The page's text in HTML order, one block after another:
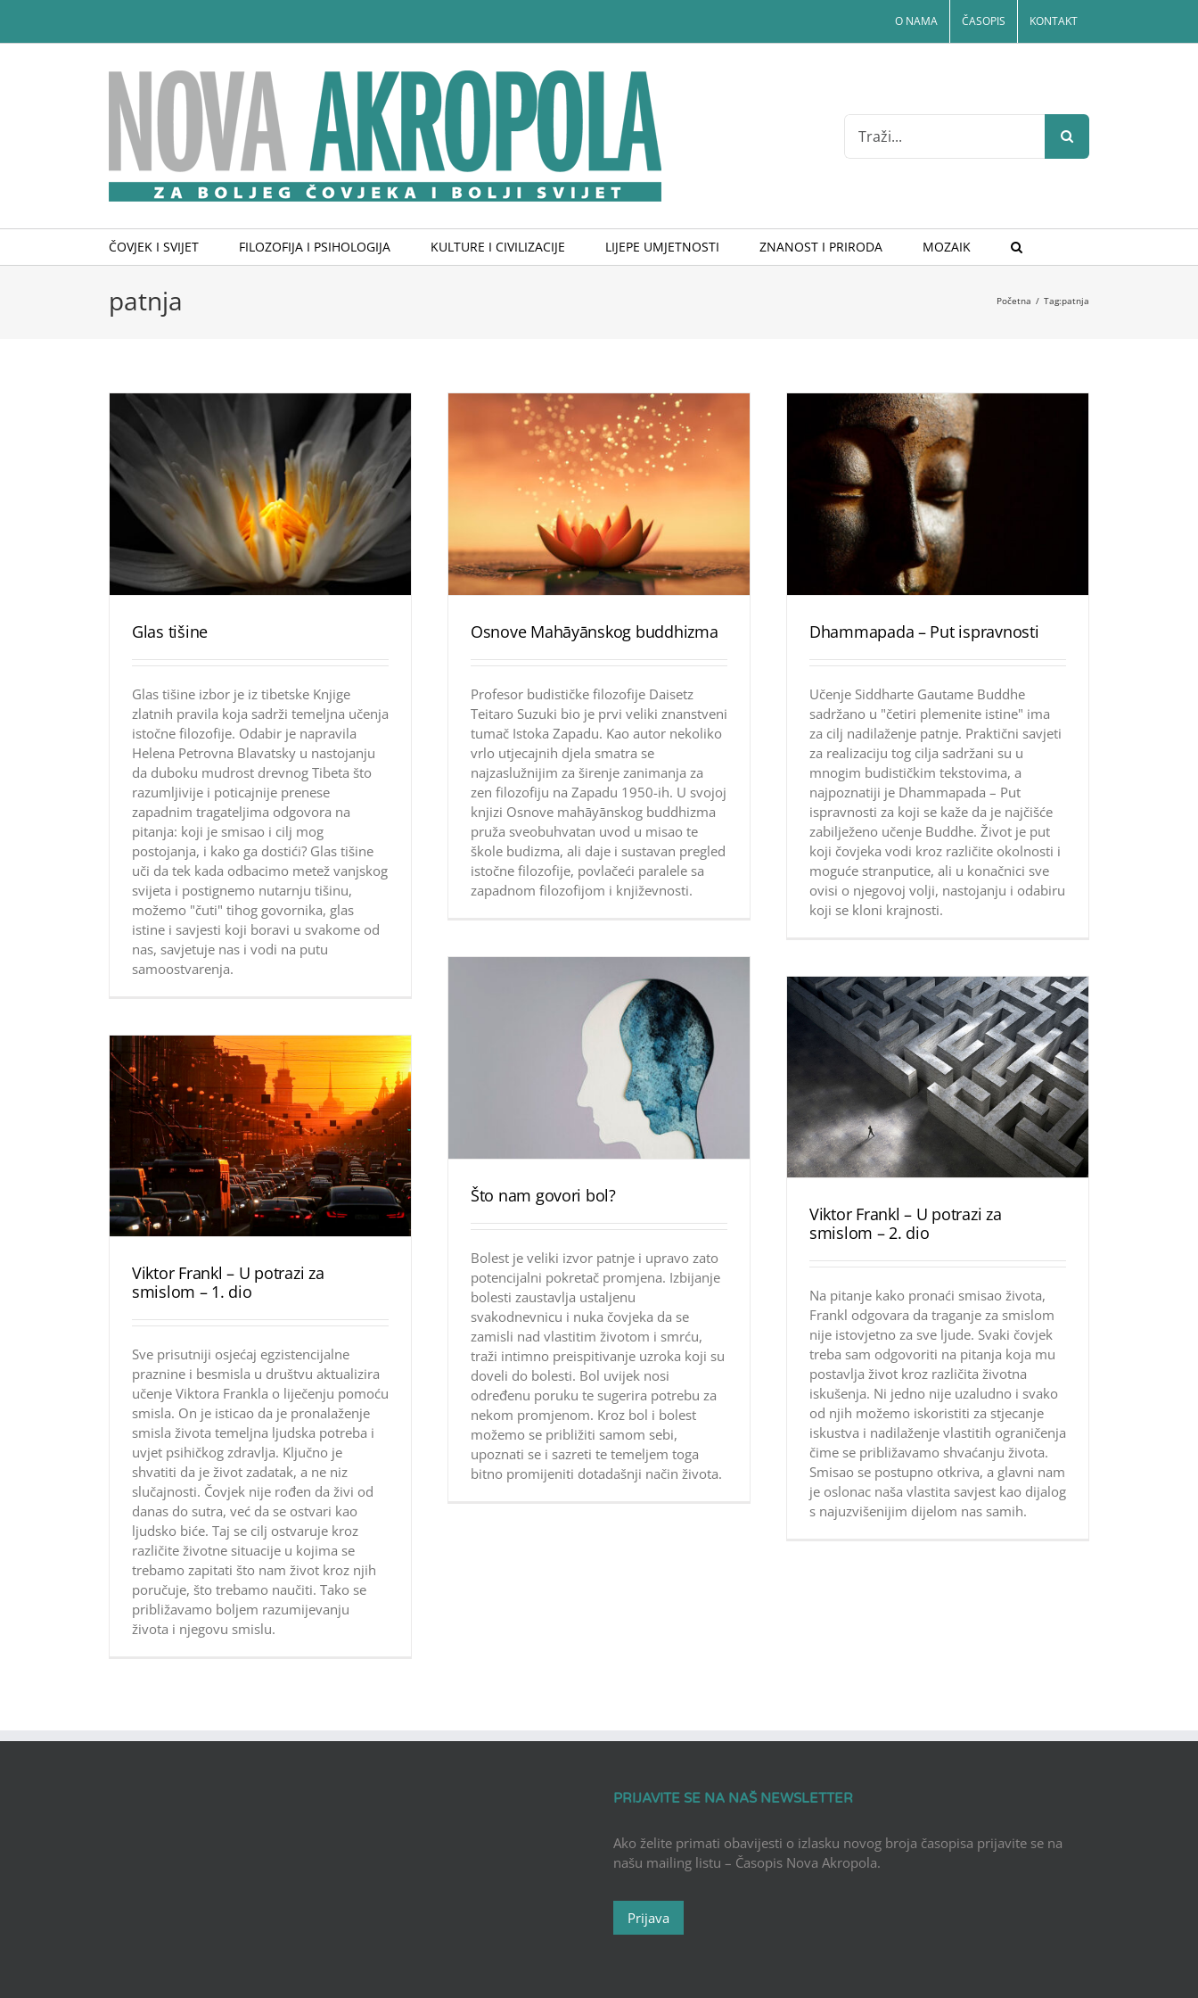
content
O NAMA ČASOPIS KONTAKT
Search
for:
ČOVJEK I SVIJET FILOZOFIJA I PSIHOLOGIJA KULTURE I CIVILIZACIJE LIJEPE UMJETNOSTI ZNANOST I PRIRODA MOZAIK
patnja Početna / Tag:patnja
Glas tišine
Glas tišine izbor je iz tibetske Knjige
zlatnih pravila koja sadrži temeljna učenja
istočne filozofije. Odabir je napravila
Helena Petrovna Blavatsky u nastojanju
da duboku mudrost drevnog Tibeta što
razumljivije i poticajnije prenese
zapadnim tragateljima odgovora na
pitanja: koji je smisao i cilj mog
postojanja, i kako ga dostići? Glas tišine
uči da tek kada odbacimo metež vanjskog
svijeta i postignemo nutarnju tišinu,
možemo "čuti" tihog govornika, glas
istine i savjesti koji boravi u svakome od
nas, savjetuje nas i vodi na putu
samoostvarenja.
Osnove Mahāyānskog buddhizma
Profesor budističke filozofije Daisetz
Teitaro Suzuki bio je prvi veliki znanstveni
tumač Istoka Zapadu. Kao autor nekoliko
vrlo utjecajnih djela smatra se
najzaslužnijim za širenje zanimanja za
zen filozofiju na Zapadu 1950-ih. U svojoj
knjizi Osnove mahāyānskog buddhizma
pruža sveobuhvatan uvod u misao te
škole budizma, ali daje i sustavan pregled
istočne filozofije, povlačeći paralele sa
zapadnom filozofijom i književnosti.
Dhammapada – Put ispravnosti
Učenje Siddharte Gautame Buddhe
sadržano u "četiri plemenite istine" ima
za cilj nadilaženje patnje. Praktični savjeti
za realizaciju tog cilja sadržani su u
mnogim budističkim tekstovima, a
najpoznatiji je Dhammapada – Put
ispravnosti za koji se kaže da je najčišće
zabilježeno učenje Buddhe. Život je put
koji čovjeka vodi kroz različite okolnosti i
moguće stranputice, ali u konačnici sve
ovisi o njegovoj volji, nastojanju i odabiru
koji se kloni krajnosti.
Što nam govori bol?
Bolest je veliki izvor patnje i upravo zato
potencijalni pokretač promjena. Izbijanje
bolesti zaustavlja ustaljenu
svakodnevnicu i nuka čovjeka da se
zamisli nad vlastitim životom i smrću,
traži intimno preispitivanje uzroka koji su
doveli do bolesti. Bol uvijek nosi
određenu poruku te sugerira potrebu za
nekom promjenom. Kroz bol i bolest
možemo se približiti samom sebi,
upoznati se i sazreti te temeljem toga
bitno promijeniti dotadašnji način života.
Viktor Frankl – U potrazi za
smislom – 2. dio
Na pitanje kako pronaći smisao života,
Frankl odgovara da traganje za smislom
nije istovjetno za sve ljude. Svaki čovjek
treba sam odgovoriti na pitanja koja mu
postavlja život kroz različita životna
iskušenja. Ni jedno nije uzaludno i svako
od njih možemo iskoristiti za stjecanje
iskustva i nadilaženje vlastitih ograničenja
čime se približavamo shvaćanju života.
Smisao se postupno otkriva, a glavni nam
je oslonac naša vlastita savjest kao dijalog
s najuzvišenijim dijelom nas samih.
Viktor Frankl – U potrazi za
smislom – 1. dio
Sve prisutniji osjećaj egzistencijalne
praznine i besmisla u društvu aktualizira
učenje Viktora Frankla o liječenju pomoću
smisla. On je isticao da je pronalaženje
smisla života temeljna ljudska potreba i
uvjet psihičkog zdravlja. Ključno je
shvatiti da je život zadatak, a ne niz
slučajnosti. Čovjek nije rođen da živi od
danas do sutra, već da se ostvari kao
ljudsko biće. Taj se cilj ostvaruje kroz
različite životne situacije u kojima se
trebamo zapitati što nam život kroz njih
poručuje, što trebamo naučiti. Tako se
približavamo boljem razumijevanju
života i njegovu smislu.
PRIJAVITE SE NA NAŠ NEWSLETTER
Ako želite primati obavijesti o izlasku novog broja časopisa prijavite se na
našu mailing listu – Časopis Nova Akropola.
Prijava